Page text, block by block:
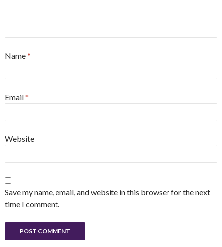
Name*
Email*
Website
Save my name, email, and website in this browser for the next
time I comment.